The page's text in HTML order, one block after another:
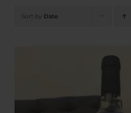
Sort by Date